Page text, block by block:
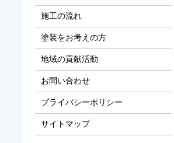
施工の流れ
塗装をお考えの方
地域の貢献活動
お問い合わせ
プライバシーポリシー
サイトマップ